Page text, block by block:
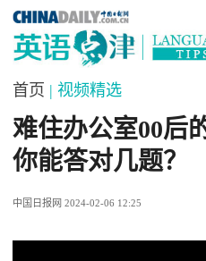
首页 | 视频精选
难住办公室00后
你能答对几题？
中国日报网 2024-02-06 12:25